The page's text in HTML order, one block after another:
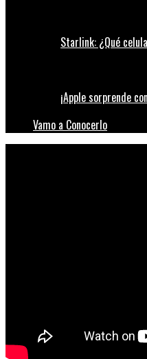
Starlink: ¿Qué
¡Apple sorprende
Vamo a Conocerlo